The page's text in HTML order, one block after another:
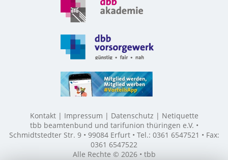
Kontakt Impressum Datenschutz
Netiquette
tbb beamtenbund und tarifunion thüringen e.V. •
Schmidtstedter Str. 9 • 99084 Erfurt • Tel.: 0361 6547521 • Fax:
0361 6547522
Alle Rechte © 2026 • tbb